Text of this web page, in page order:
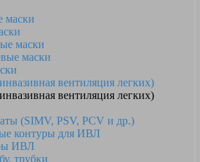
маски
маски
маски
вентиляция легких)
вентиляция легких)
(SIMV, PSV, PCV и др.)
контуры для ИВЛ
ИВЛ
трубки